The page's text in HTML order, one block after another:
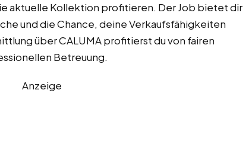
aktuelle Kollektion profitieren. Der Job bietet dir
und die Chance, deine Verkaufsfähigkeiten
über CALUMA profitierst du von fairen
Betreuung.
Anzeige